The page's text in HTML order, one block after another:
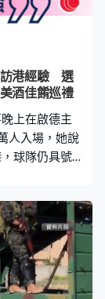
琼及一班議員
20萬人次通
前亦會安排
然是我們與
有這些測試
訪港經驗 選
酒佳餚巡禮
上在啟德主
人入場，她說
球隊仍具號
間入場人數
號召力。羅淑
，如果那隊
級巨星，無
望很大的。